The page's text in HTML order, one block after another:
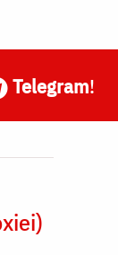
Telegram!